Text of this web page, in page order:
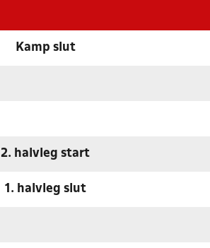
Kamp slut
2. halvleg start
1. halvleg slut